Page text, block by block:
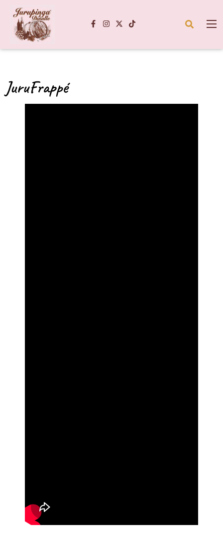
JuruFrappé